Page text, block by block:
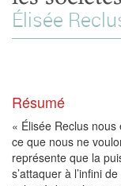
Élisée
Résumé
« Élisée Reclus
ce que nous ne
représente que la
s’attaquer à l’infini